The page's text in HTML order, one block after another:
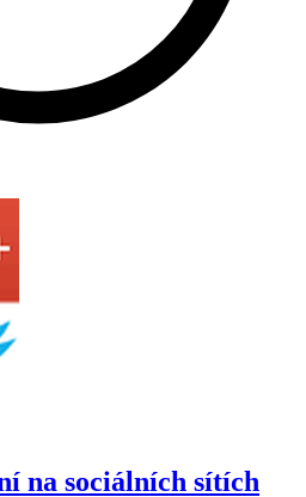
na sociálních sítích